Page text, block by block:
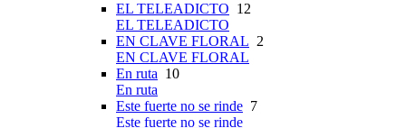
EL TELEADICTO 12
EL TELEADICTO
EN CLAVE FLORAL 2
EN CLAVE FLORAL
En ruta 10
En ruta
Este fuerte no se rinde 7
Este fuerte no se rinde